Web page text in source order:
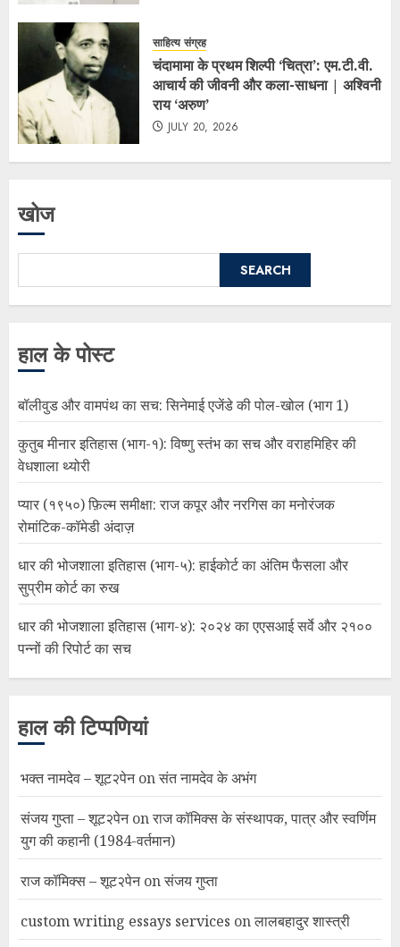
साहित्य संग्रह
चंदामामा के प्रथम शिल्पी ‘चित्रा’: एम.टी.वी.
आचार्य की जीवनी और कला-साधना | अश्विनी
राय ‘अरुण’
JULY 20, 2026
खोज
SEARCH
हाल के पोस्ट
बॉलीवुड और वामपंथ का सच: सिनेमाई एजेंडे की पोल-खोल (भाग 1)
कुतुब मीनार इतिहास (भाग-१): विष्णु स्तंभ का सच और वराहमिहिर की
वेधशाला थ्योरी
प्यार (१९५०) फ़िल्म समीक्षा: राज कपूर और नरगिस का मनोरंजक
रोमांटिक-कॉमेडी अंदाज़
धार की भोजशाला इतिहास (भाग-५): हाईकोर्ट का अंतिम फैसला और
सुप्रीम कोर्ट का रुख
धार की भोजशाला इतिहास (भाग-४): २०२४ का एएसआई सर्वे और २१००
पन्नों की रिपोर्ट का सच
हाल की टिप्पणियां
भक्त नामदेव – शूट२पेनonसंत नामदेव के अभंग
संजय गुप्ता – शूट२पेनonराज कॉमिक्स के संस्थापक, पात्र और स्वर्णिम
युग की कहानी (1984-वर्तमान)
राज कॉमिक्स – शूट२पेनonसंजय गुप्ता
custom writing essays services onलालबहादुर शास्त्री